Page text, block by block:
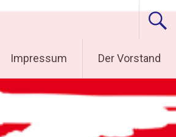
Impressum Der Vorstand